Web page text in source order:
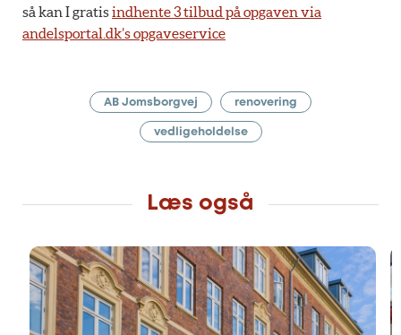
så kan I gratisindhente 3 tilbud på opgaven via
andelsportal.dk’s opgaveservice
AB Jomsborgvej renovering
vedligeholdelse
Læs også